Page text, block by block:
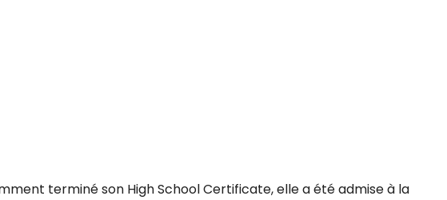
terminé son High School Certificate, elle a été admise à la